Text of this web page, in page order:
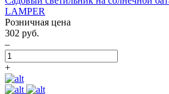
LAMPER
Розничная цена
302 руб.
–
+